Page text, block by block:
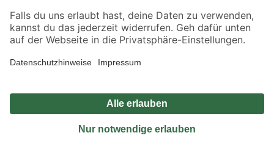
Alle Preisangaben in EUR inkl. gesetzl. MwSt.. Die dargestellten Angebote sind unter
Umständen nicht in allen Märkten verfügbar. Die angegebenen Verfügbarkeiten beziehen
Produkte nur solange der Vorrat reicht.
*Paketversand ab 59 € versandkostenfrei, gilt nicht für Artikel mit Speditionsversand, hier
Privatsphäre Impressum
Nutzungsbedingungen
Widerrufsrecht
Vertrag widerrufen